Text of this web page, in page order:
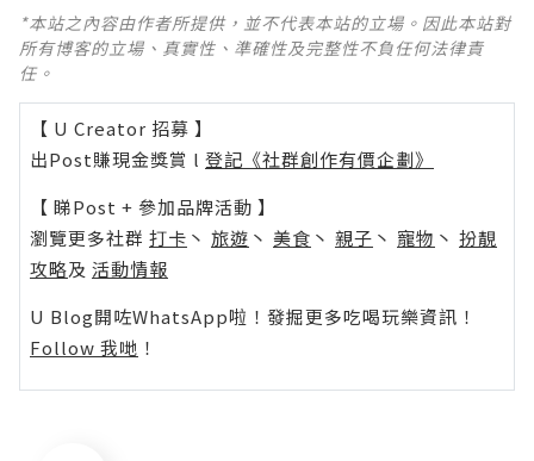
*本站之內容由作者所提供，並不代表本站的立場。因此本站對
所有博客的立場、真實性、準確性及完整性不負任何法律責
任。
【 U Creator 招募 】
出Post賺現金獎賞 l 登記《社群創作有價企劃》
【 睇Post + 參加品牌活動 】
瀏覽更多社群 打卡 丶 旅遊 丶 美食 丶 親子 丶 寵物 丶 扮靚
攻略及 活動情報
U Blog開咗WhatsApp啦！發掘更多吃喝玩樂資訊！
Follow 我哋 ！